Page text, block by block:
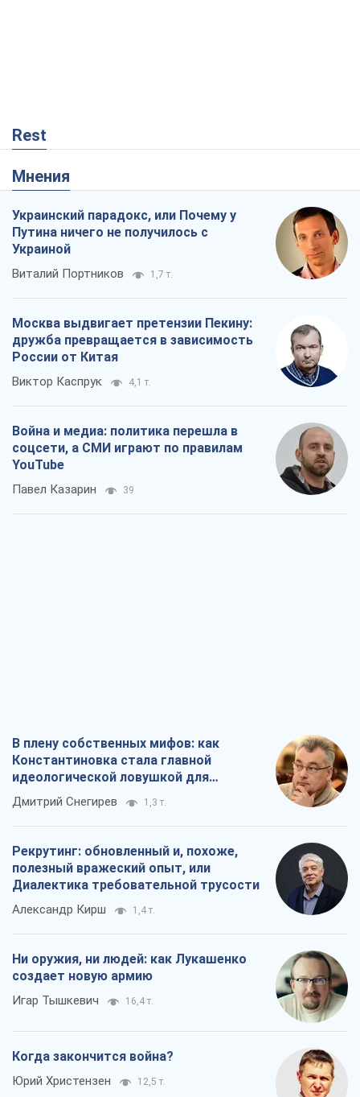
Rest
Мнения
Украинский парадокс, или Почему у
Путина ничего не получилось с
Украиной
Виталий Портников 1,7 т.
Москва выдвигает претензии Пекину:
дружба превращается в зависимость
России от Китая
Виктор Каспрук 4,1 т.
Война и медиа: политика перешла в
соцсети, а СМИ играют по правилам
YouTube
Павел Казарин 39
В плену собственных мифов: как
Константиновка стала главной
идеологической ловушкой для
российских оккупантов
Дмитрий Снегирев 1,3 т.
Рекрутинг: обновленный и, похоже,
полезный вражеский опыт, или
Диалектика требовательной трусости
Александр Кирш 1,4 т.
Ни оружия, ни людей: как Лукашенко
создает новую армию
Игар Тышкевич 16,4 т.
Когда закончится война?
Юрий Христензен 12,5 т.